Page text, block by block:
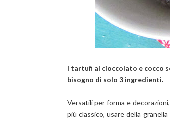
I tartufi al cioccolato e cocco
bisogno di solo 3 ingredienti.
Versatili per forma e
più classico, usare della